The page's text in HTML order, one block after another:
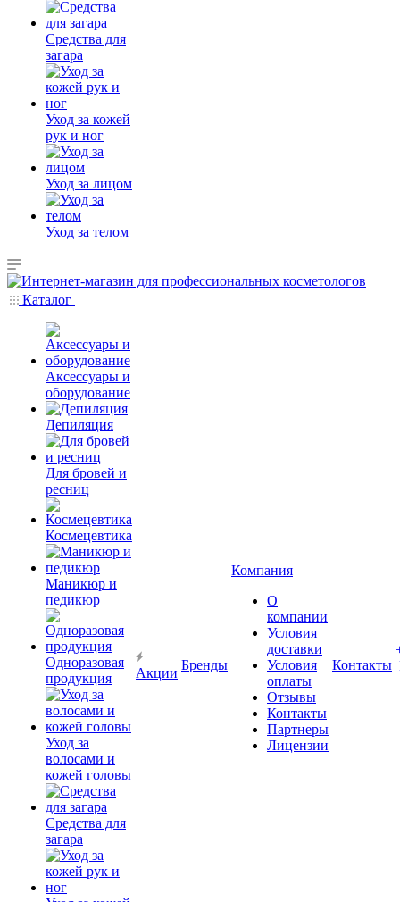
Средства для
загара
Уход за кожей
рук и ног
Уход за лицом
Уход за телом
Каталог
Аксессуары и
оборудование
Депиляция
Для бровей и
ресниц
Космецевтика
Маникюр и
педикюр
Одноразовая
продукция
Уход за
волосами и
кожей головы
Средства для
загара
Акции
Бренды
Компания
О
компании
Условия
доставки
Условия
оплаты
Отзывы
Контакты
Партнеры
Лицензии
Контакты